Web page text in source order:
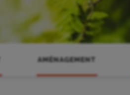
AMÉNAGEMENT